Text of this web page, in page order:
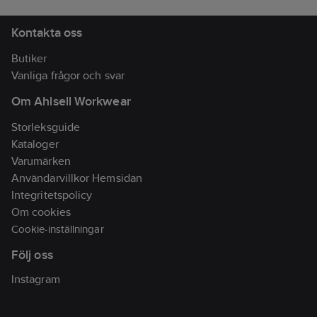
Kontakta oss
Butiker
Vanliga frågor och svar
Om Ahlsell Workwear
Storleksguide
Kataloger
Varumärken
Användarvillkor Hemsidan
Integritetspolicy
Om cookies
Cookie-inställningar
Följ oss
Instagram